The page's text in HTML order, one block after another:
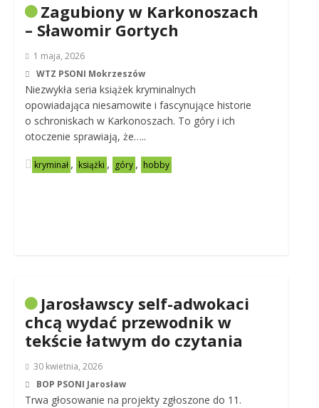
Zagubiony w Karkonoszach
– Sławomir Gortych
1 maja, 2026
WTZ PSONI Mokrzeszów
Niezwykła seria książek kryminalnych
opowiadająca niesamowite i fascynujące historie
o schroniskach w Karkonoszach. To góry i ich
otoczenie sprawiają, że…..
kryminał , książki , góry , hobby
Jarosławscy self-adwokaci
chcą wydać przewodnik w
tekście łatwym do czytania
30 kwietnia, 2026
BOP PSONI Jarosław
Trwa głosowanie na projekty zgłoszone do 11.